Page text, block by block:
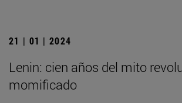
21 | 01 | 2024
Lenin: cien años del mito
momificado